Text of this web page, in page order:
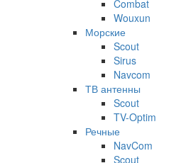
Combat
Wouxun
Морские
Scout
Sirus
Navcom
ТВ антенны
Scout
TV-Optim
Речные
NavCom
Scout